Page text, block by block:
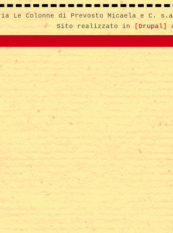
Le Colonne di Prevosto Micaela e C.
Sito realizzato in
[Drupal]